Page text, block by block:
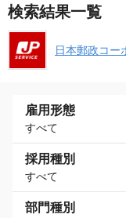
検索結果一覧
日本郵政コー
雇用形態
すべて
採用種別
すべて
部門種別